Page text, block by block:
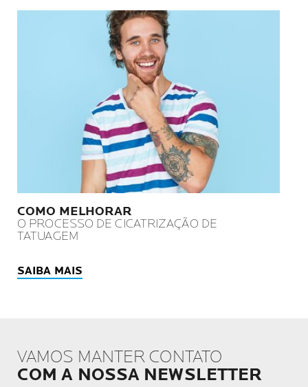
COMO MELHORAR
O PROCESSO DE CICATRIZAÇÃO DE
TATUAGEM
SAIBA MAIS
VAMOS MANTER CONTATO
COM A NOSSA NEWSLETTER